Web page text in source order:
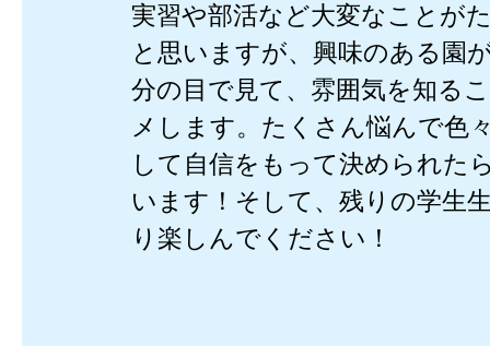
実習や部活など大変なことが
と思いますが、興味のある園
分の目で見て、雰囲気を知る
メします。たくさん悩んで色
して自信をもって決められた
います！そして、残りの学生
り楽しんでください！